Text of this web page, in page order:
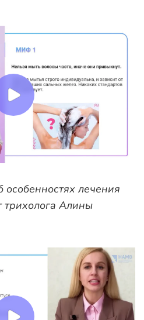
лечения
трихолога Алины